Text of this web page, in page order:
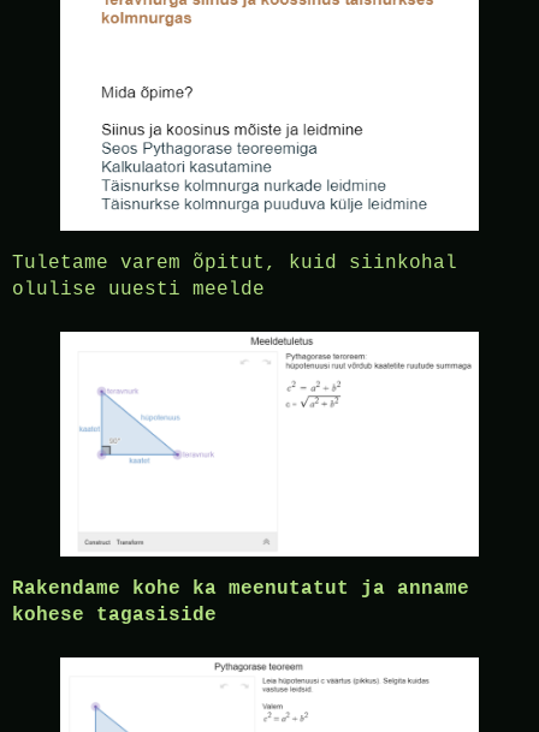
Tuletame varem õpitut, kuid siinkohal
olulise uuesti meelde
Rakendame kohe ka meenutatut ja anname
kohese tagasiside